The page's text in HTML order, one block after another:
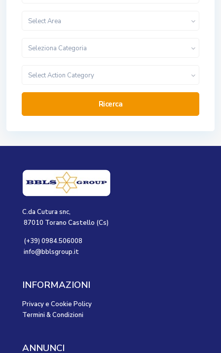
Select Area
Seleziona Categoria
Select Action Category
Ricerca
C.da Cutura snc,
87010 Torano Castello (Cs)
(+39) 0984.506008
info@bblsgroup.it
INFORMAZIONI
Privacy e Cookie Policy
Termini & Condizioni
ANNUNCI